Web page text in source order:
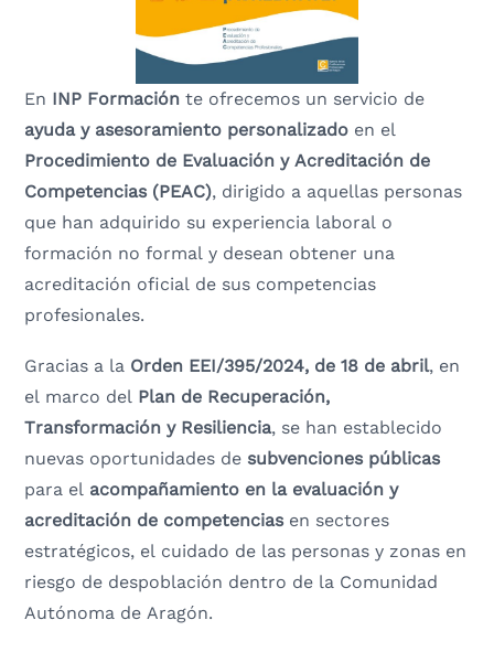
En INP Formación te ofrecemos un servicio de
ayuda y asesoramiento personalizado en el
Procedimiento de Evaluación y Acreditación de
Competencias (PEAC), dirigido a aquellas personas
que han adquirido su experiencia laboral o
formación no formal y desean obtener una
acreditación oficial de sus competencias
profesionales.
Gracias a la Orden EEI/395/2024, de 18 de abril, en
el marco del Plan de Recuperación,
Transformación y Resiliencia, se han establecido
nuevas oportunidades de subvenciones públicas
para el acompañamiento en la evaluación y
acreditación de competenciasen sectores
estratégicos, el cuidado de las personas y zonas en
riesgo de despoblación dentro de la Comunidad
Autónoma de Aragón.